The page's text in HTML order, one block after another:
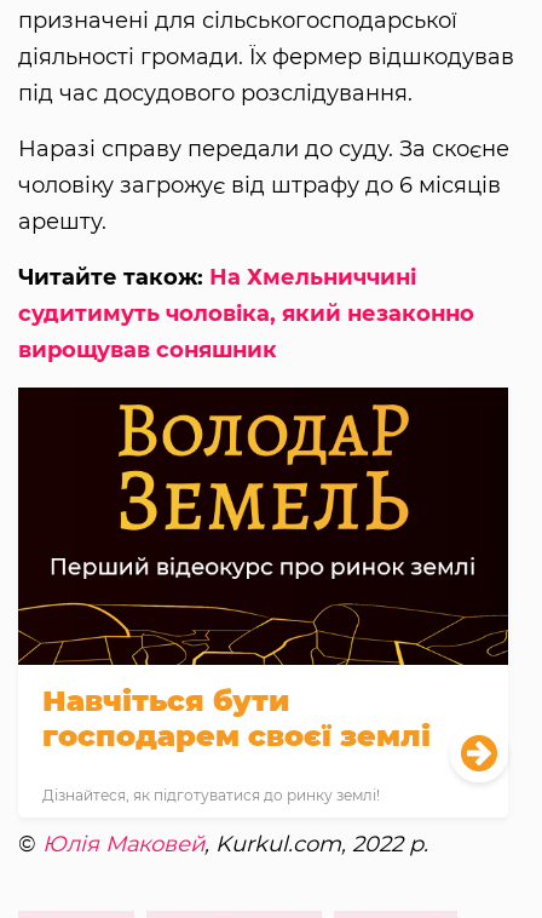
призначені для сільськогосподарської
діяльності громади. Їх фермер відшкодував
під час досудового розслідування.
Наразі справу передали до суду. За скоєне
чоловіку загрожує від штрафу до 6 місяців
арешту.
Читайте також: На Хмельниччині
судитимуть чоловіка, який незаконно
вирощував соняшник
Навчіться бути
господарем своєї землі
Дізнайтеся, як підготуватися до ринку землі!
© Юлія Маковей, Kurkul.com, 2022 р.